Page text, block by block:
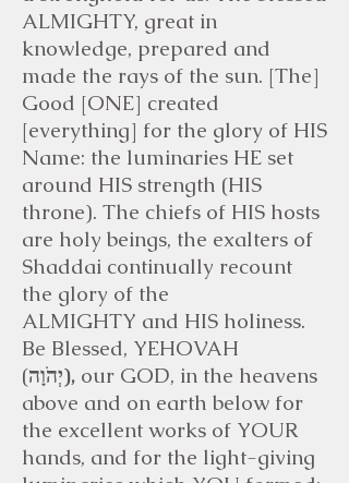
ALMIGHTY, great in
knowledge, prepared and
made the rays of the sun. [The]
Good [ONE] created
[everything] for the glory of HIS
Name: the luminaries HE set
around HIS strength (HIS
throne). The chiefs of HIS hosts
are holy beings, the exalters of
Shaddai continually recount
the glory of the
ALMIGHTY and HIS holiness.
Be Blessed, YEHOVAH
(
יְהֹוָה), our GOD, in the heavens
above and on earth below for
the excellent works of YOUR
hands, and for the light-giving